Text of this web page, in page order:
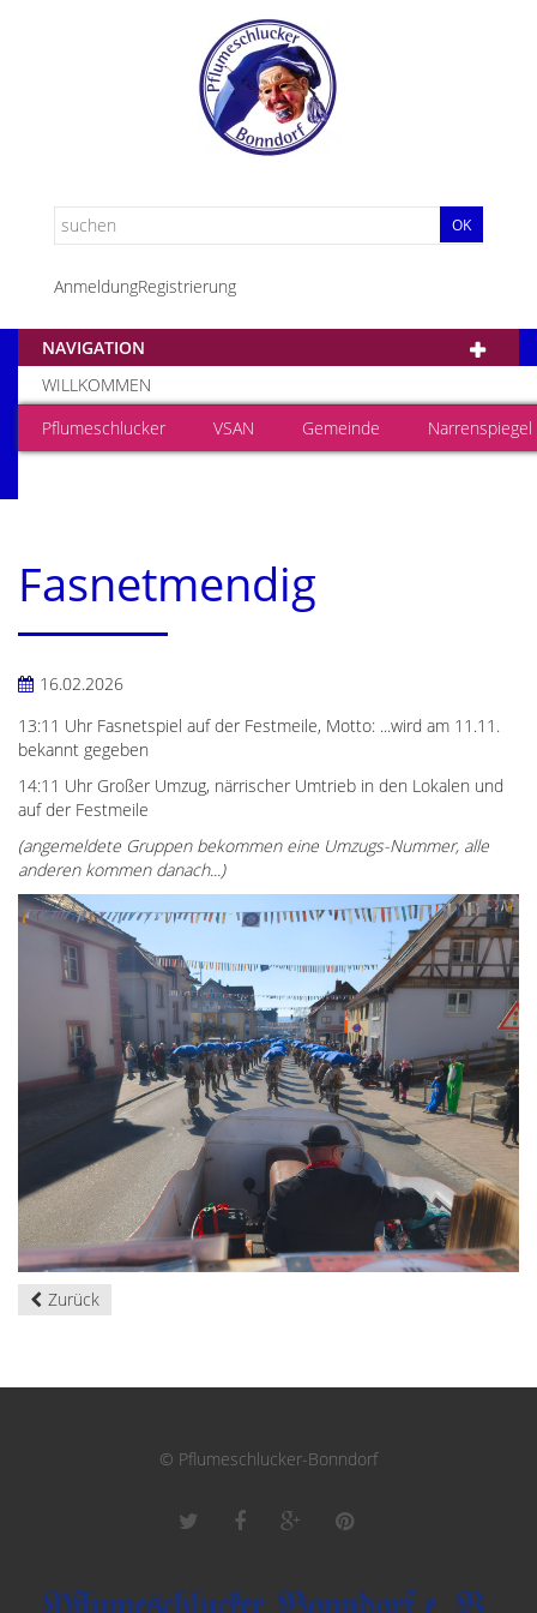
OK
AnmeldungRegistrierung
NAVIGATION
WILLKOMMEN
Pflumeschlucker
VSAN Gemeinde Narrenspiegel
Fasnetmendig
16.02.2026
13:11 Uhr Fasnetspiel auf der Festmeile, Motto: ...wird am 11.11.
bekannt gegeben
14:11 Uhr Großer Umzug, närrischer Umtrieb in den Lokalen und
auf der Festmeile
(angemeldete Gruppen bekommen eine Umzugs-Nummer, alle
anderen kommen danach...)
Zurück
© Pflumeschlucker-Bonndorf